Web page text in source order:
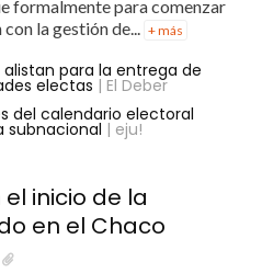
formalmente para comenzar
la gestión de...
+ más
para la entrega de
electas | El Deber
del calendario electoral
subnacional | eju!
inicio de la
en el Chaco